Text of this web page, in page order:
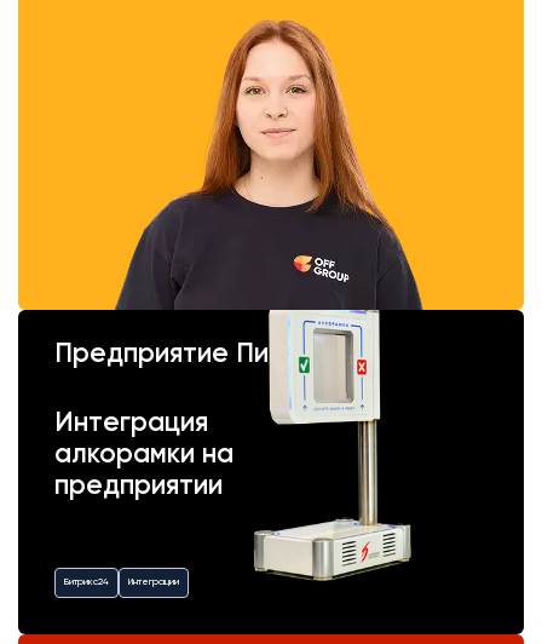
Предприятие Пик
Интеграция
алкорамки на
предприятии
Битрикс24 Интеграции